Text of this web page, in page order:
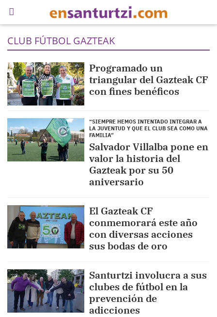
CLUB FÚTBOL GAZTEAK
Programado un
triangular del Gazteak CF
con fines benéficos
“SIEMPRE HEMOS INTENTADO INTEGRAR A
LA JUVENTUD Y QUE EL CLUB SEA COMO UNA
FAMILIA”
Salvador Villalba pone en
valor la historia del
Gazteak por su 50
aniversario
El Gazteak CF
conmemorará este año
con diversas acciones
sus bodas de oro
Santurtzi involucra a sus
clubes de fútbol en la
prevención de
adicciones